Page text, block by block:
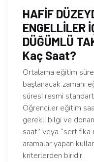
HAFİF
ENGELLİLER
DÜĞÜMLÜ
Kaç Saat?
Ortalama eğitim
başlanacak zamanı
süresi resmi
Öğrenciler eğitim
gerekli bilgi ve
saat” veya “sertifika
aramalar yapan
kriterlerden biridir.